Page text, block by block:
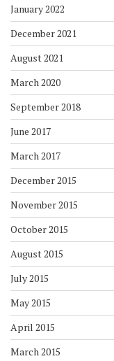
January 2022
December 2021
August 2021
March 2020
September 2018
June 2017
March 2017
December 2015
November 2015
October 2015
August 2015
July 2015
May 2015
April 2015
March 2015